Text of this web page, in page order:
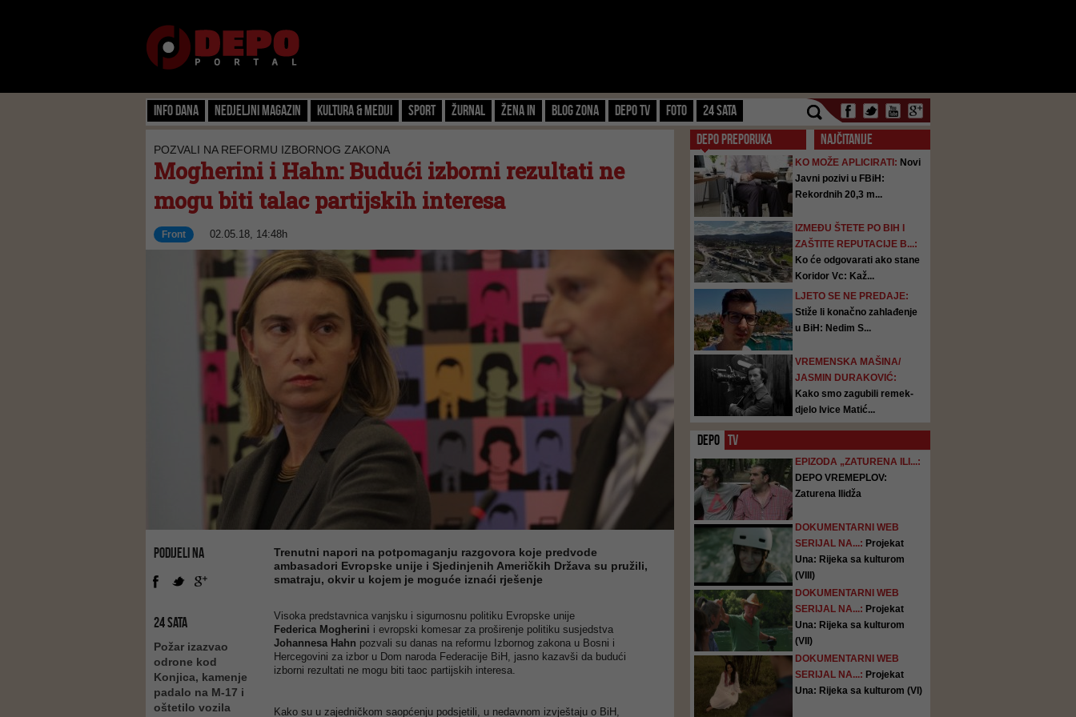
Info dana Nedjeljni magazin Kultura & Mediji Sport Žurnal Žena IN Blog zona Depo TV FOTO 24 SATA
POZVALI NA REFORMU IZBORNOG ZAKONA
Mogherini i Hahn: Budući izborni rezultati ne
mogu biti talac partijskih interesa
Front 02.05.18, 14:48h
PODIJELI NA
24 SATA
Požar izazvao
odrone kod
Konjica, kamenje
padalo na M-17 i
oštetilo vozila
Trenutni napori na potpomaganju razgovora koje predvode
ambasadori Evropske unije i Sjedinjenih Američkih Država su pružili,
smatraju, okvir u kojem je moguće iznaći rješenje
Visoka predstavnica vanjsku i sigurnosnu politiku Evropske unije
Federica Mogherini i evropski komesar za proširenje politiku susjedstva
Johannesa Hahn pozvali su danas na reformu Izbornog zakona u Bosni i
Hercegovini za izbor u Dom naroda Federacije BiH, jasno kazavši da budući
izborni rezultati ne mogu biti taoc partijskih interesa.
Kako su u zajedničkom saopćenju podsjetili, u nedavnom izvještaju o BiH,
DEPO PREPORUKA NAJČITANIJE
KO MOŽE APLICIRATI: Novi
Javni pozivi u FBiH:
Rekordnih 20,3 m...
IZMEĐU ŠTETE PO BIH I
ZAŠTITE REPUTACIJE B...:
Ko će odgovarati ako stane
Koridor Vc: Kaž...
LJETO SE NE PREDAJE:
Stiže li konačno zahlađenje
u BiH: Nedim S...
VREMENSKA MAŠINA/
JASMIN DURAKOVIĆ:
Kako smo zagubili remek-
djelo Ivice Matić...
DEPO TV
EPIZODA „ZATURENA ILI...:
DEPO VREMEPLOV:
Zaturena Ilidža
DOKUMENTARNI WEB
SERIJAL NA...: Projekat
Una: Rijeka sa kulturom
(VIII)
DOKUMENTARNI WEB
SERIJAL NA...: Projekat
Una: Rijeka sa kulturom
(VII)
DOKUMENTARNI WEB
SERIJAL NA...: Projekat
Una: Rijeka sa kulturom (VI)